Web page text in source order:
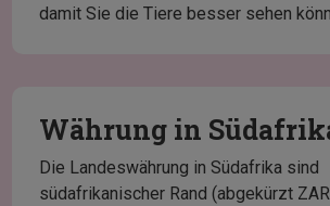
damit Sie die Tiere besser sehen
Währung in
Die Landeswährung in Südafrika sind
südafrikanischer Rand (abgekürzt